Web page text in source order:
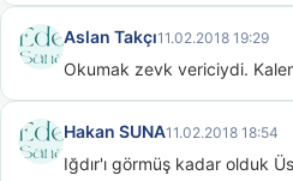
Aslan Takçı11.02.2018 19:29
Okumak zevk vericiydi.
Hakan SUNA11.02.2018 18:54
Iğdır'ı görmüş kadar olduk